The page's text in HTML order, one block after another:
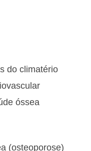
do climatério
óssea
(osteoporose)